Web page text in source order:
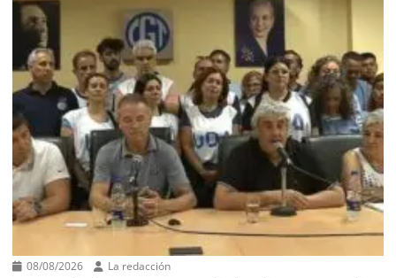
08/08/2026 La redacción